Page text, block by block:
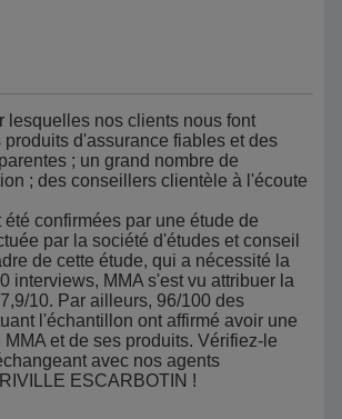
lesquelles nos clients nous font
d'assurance fiables et des
; un grand nombre de
; des conseillers clientèle à l'écoute
confirmées par une étude de
par la société d'études et conseil
de cette étude, qui a nécessité la
interviews, MMA s'est vu attribuer la
10. Par ailleurs, 96/100 des
l'échantillon ont affirmé avoir une
et de ses produits. Vérifiez-le
avec nos agents
ESCARBOTIN !